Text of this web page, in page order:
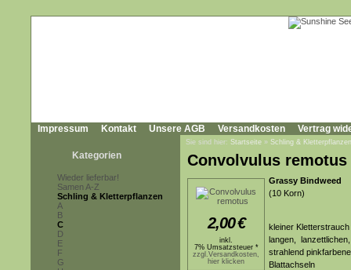
Impressum Kontakt Unsere AGB Versandkosten Vertrag
Kategorien
Wieder lieferbar!
Samen A-Z
Schling & Kletterpflanzen
A
B
C
D
E
F
G
Sie sind hier: Startseite » Schling & Kletterpflanzen
Convolvulus remotus
2,00€
inkl.
7% Umsatzsteuer *
zzgl.Versandkosten,
hier klicken
Grassy Bindweed
(10 Korn)
kleiner
langen,
strahlend
Blattachseln